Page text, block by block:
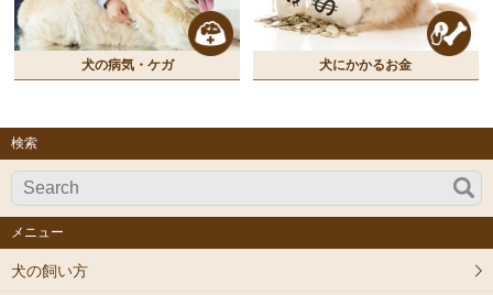
犬の病気・ケガ 犬にかかるお金
検索
メニュー
犬の飼い方